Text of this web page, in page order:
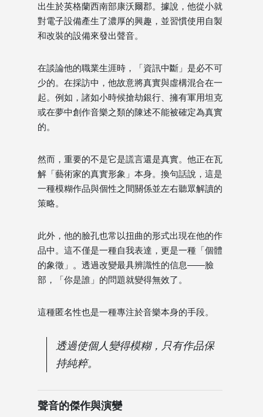
出生於英格蘭西南部康沃爾郡。據說，他從小就
對電子設備產生了濃厚的興趣，並習慣使用自製
和改裝的設備來發出聲音。
在談論他的職業生涯時，「資訊中斷」是必不可
少的。在採訪中，他故意將真實與虛構混合在一
起。例如，諸如小時候搶劫銀行、擁有軍用坦克
或在夢中創作音樂之類的陳述不能被確定為真實
的。
然而，重要的不是它是謊言還是真實。他正在瓦
解「藝術家的真實形象」本身。換句話說，這是
一種模糊作品與個性之間關係並左右聽眾解讀的
策略。
此外，他的臉孔也常以扭曲的形式出現在他的作
品中。這不僅是一種自我表達，更是一種「個體
的象徵」。透過改變最具辨識性的信息——臉
部，「你是誰」的問題就變得無效了。
這種匿名性也是一種專注於音樂本身的手段。
透過使個人變得模糊，只有作品保
持純粹。
聲音的傑作與演變